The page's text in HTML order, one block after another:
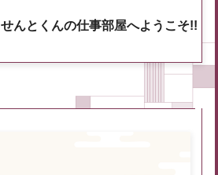
せんとくんの仕事部屋へようこそ!!